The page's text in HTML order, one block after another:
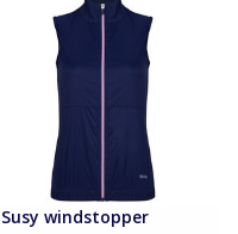
Susy windstopper